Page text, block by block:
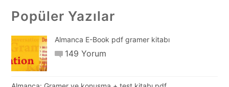
Popüler Yazılar
Almanca E-Book pdf gramer kitabı
149 Yorum